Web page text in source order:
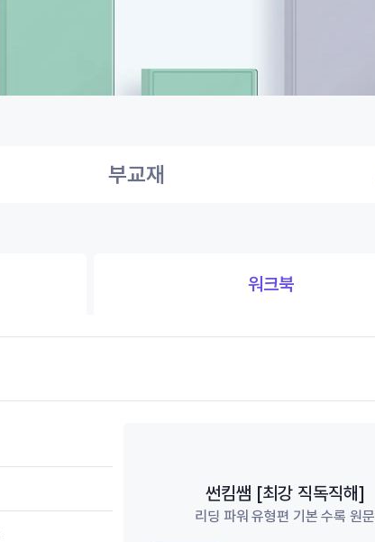
부교재
워크북
썬킴쌤 [최강 직독직해]
리딩 파워 유형편 기본 수록 원문